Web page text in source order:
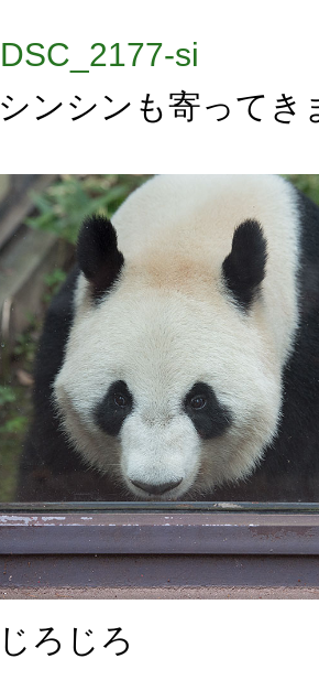
シンシンも寄ってき
じろじろ